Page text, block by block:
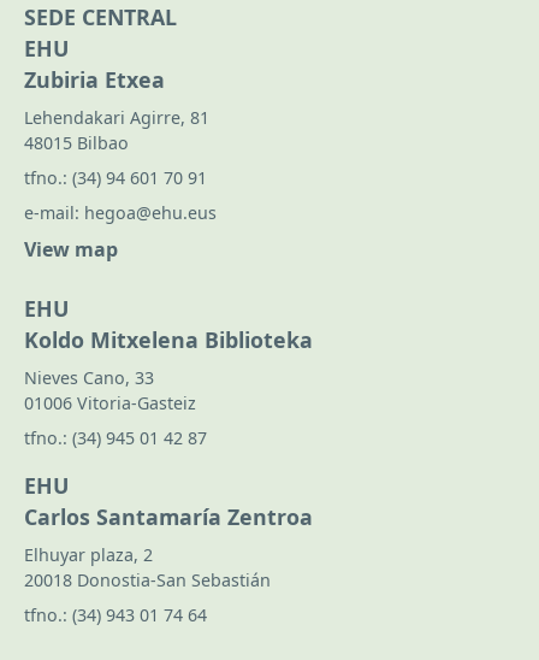
SEDE CENTRAL
EHU
Zubiria Etxea
Lehendakari Agirre, 81
48015 Bilbao
tfno.: (34) 94 601 70 91
e-mail: hegoa@ehu.eus
View map
EHU
Koldo Mitxelena Biblioteka
Nieves Cano, 33
01006 Vitoria-Gasteiz
tfno.: (34) 945 01 42 87
EHU
Carlos Santamaría Zentroa
Elhuyar plaza, 2
20018 Donostia-San Sebastián
tfno.: (34) 943 01 74 64